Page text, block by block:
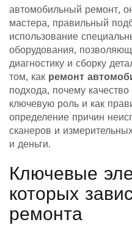
автомобильный ремонт,
мастера, правильный
использование
оборудования,
диагностику и сборку
том, как ремонт
подхода, почему качество
ключевую роль и как
определение причин
сканеров и
и деньги.
Ключевые
которых
ремонта